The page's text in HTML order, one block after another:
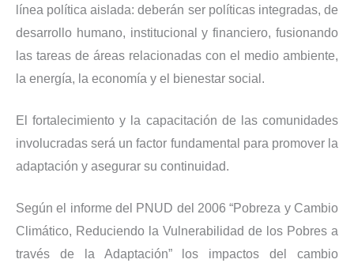
línea política aislada: deberán ser políticas integradas, de
desarrollo humano, institucional y financiero, fusionando
las tareas de áreas relacionadas con el medio ambiente,
la energía, la economía y el bienestar social.
El fortalecimiento y la capacitación de las comunidades
involucradas será un factor fundamental para promover la
adaptación y asegurar su continuidad.
Según el informe del PNUD del 2006 “Pobreza y Cambio
Climático, Reduciendo la Vulnerabilidad de los Pobres a
través de la Adaptación” los impactos del cambio